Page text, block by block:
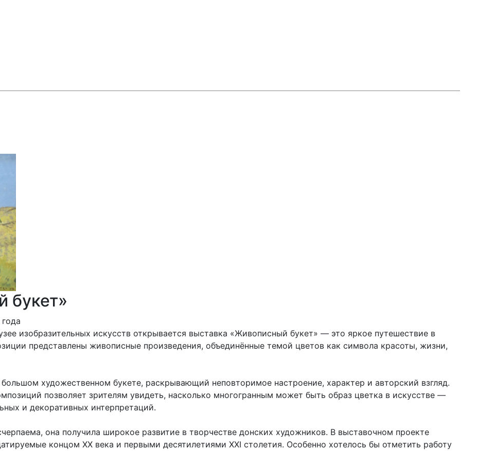
букет»
изобразительных искусств открывается выставка «Живописный букет» — это яркое путешествие в
представлены живописные произведения, объединённые темой цветов как символа красоты, жизни,
художественном букете, раскрывающий неповторимое настроение, характер и авторский взгляд.
позволяет зрителям увидеть, насколько многогранным может быть образ цветка в искусстве —
и декоративных интерпретаций.
она получила широкое развитие в творчестве донских художников. В выставочном проекте
концом ХХ века и первыми десятилетиями XXI столетия. Особенно хотелось бы отметить работу